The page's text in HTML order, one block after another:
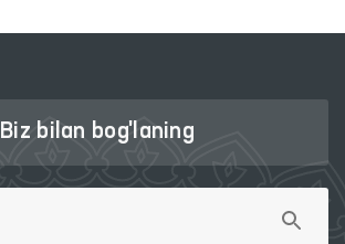
Biz bilan bog'laning